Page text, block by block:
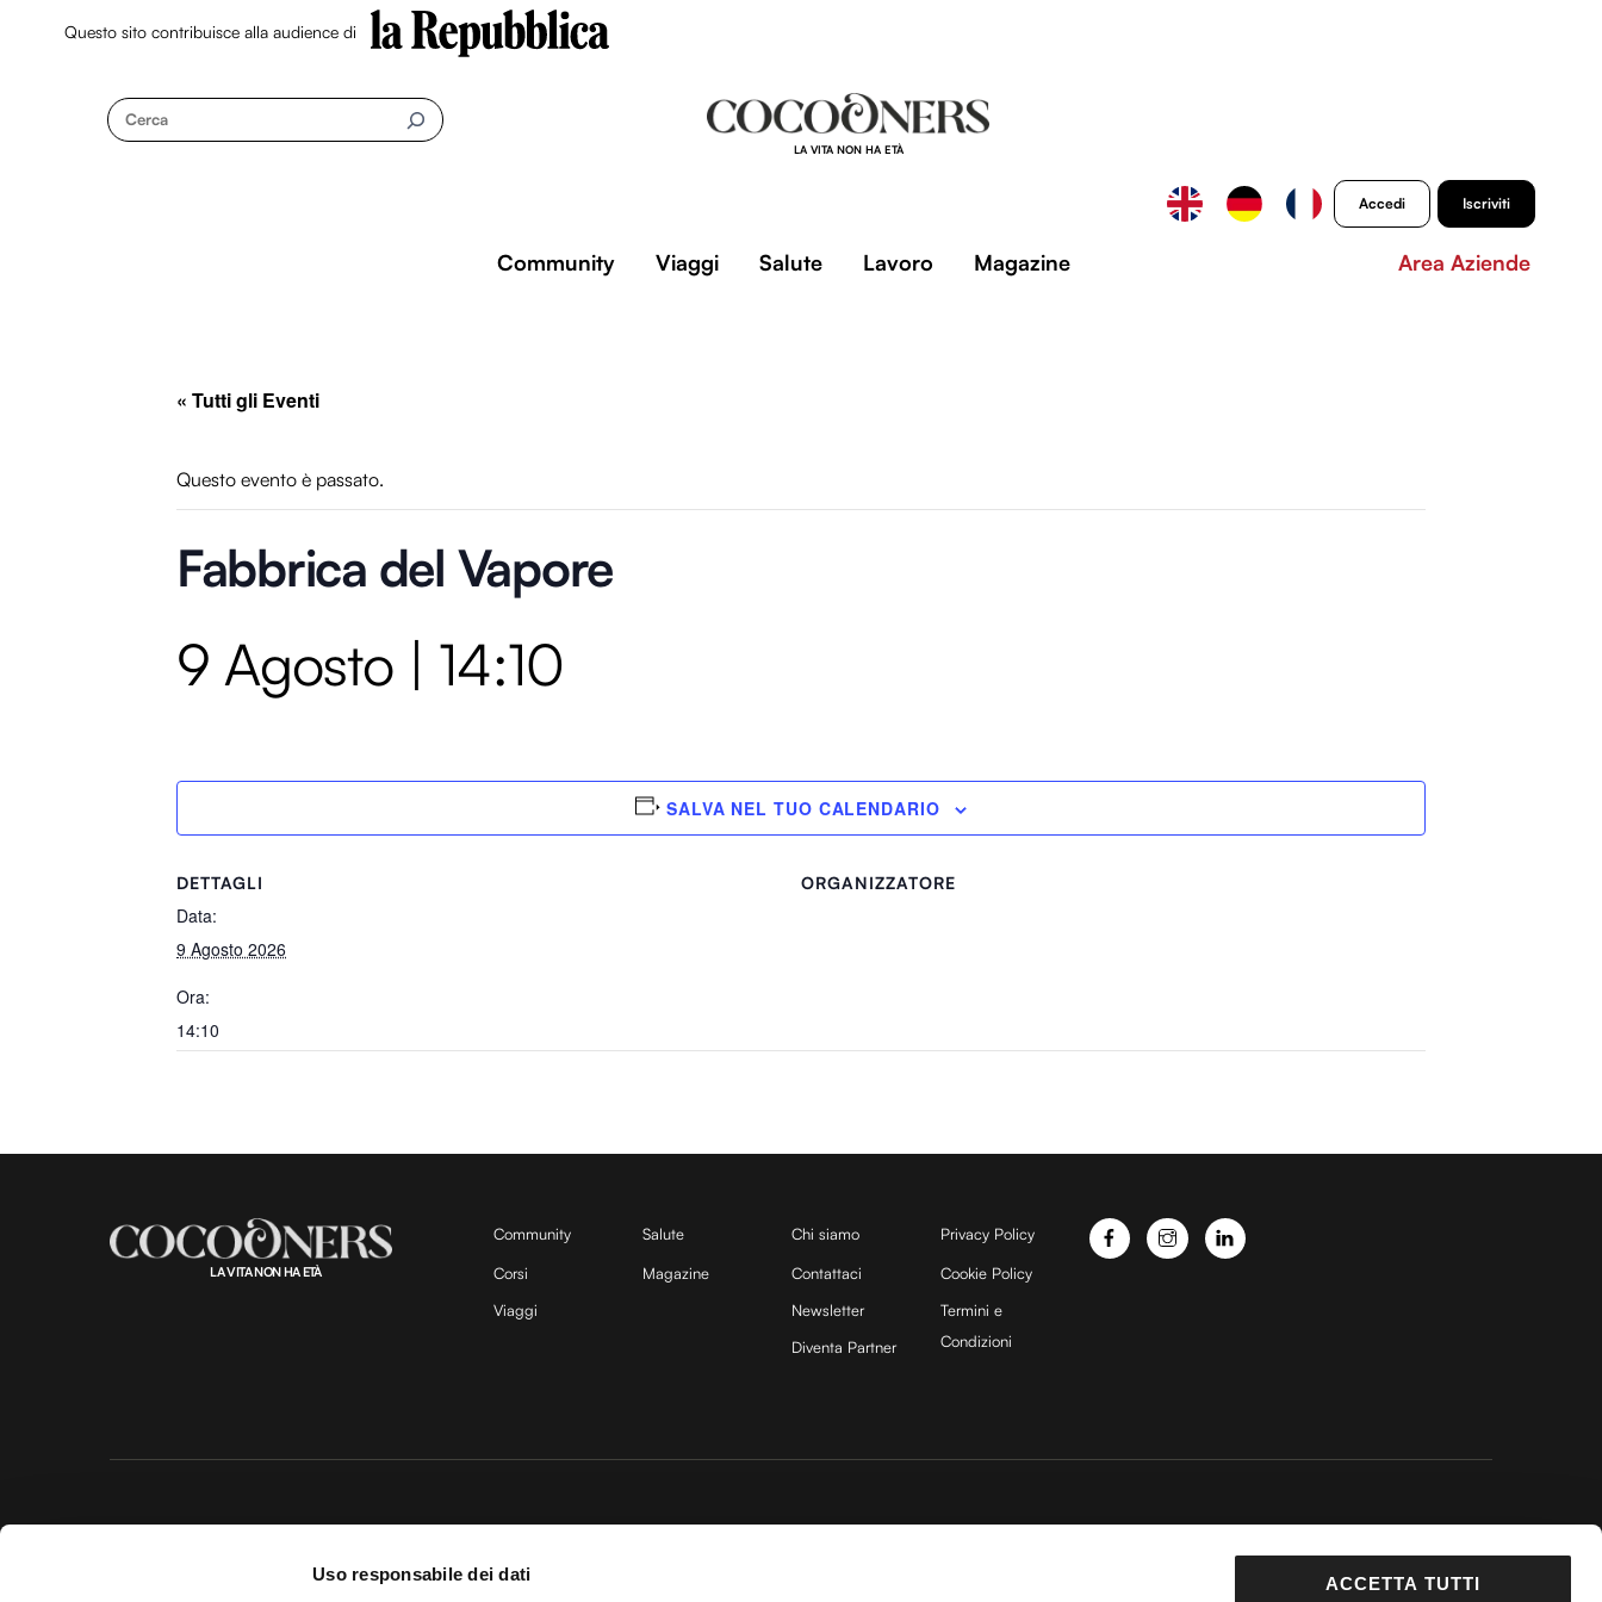
Uso responsabile dei dati
ACCETTA TUTTI
Questo sito contribuisce alla audience di
Cerca
LA VITA NON HA ETÀ
Accedi Iscriviti
Community Viaggi Salute Lavoro Magazine Area Aziende
« Tutti gli Eventi
Questo evento è passato.
Fabbrica del Vapore
9 Agosto | 14:10
SALVA NEL TUO CALENDARIO
DETTAGLI
Data:
9 Agosto 2026
Ora:
14:10
ORGANIZZATORE
LA VITA NON HA ETÀ
Community
Corsi
Viaggi
Salute
Magazine
Chi siamo
Contattaci
Newsletter
Diventa Partner
Privacy Policy
Cookie Policy
Termini e
Condizioni